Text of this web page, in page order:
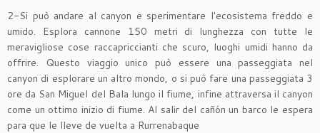
2-Si può andare al canyon e sperimentare l'ecosistema freddo e
umido. Esplora cannone 150 metri di lunghezza con tutte le
meravigliose cose raccapriccianti che scuro, luoghi umidi hanno da
offrire. Questo viaggio unico può essere una passeggiata nel
canyon di esplorare un altro mondo, o si può fare una passeggiata 3
ore da San Miguel del Bala lungo il fiume, infine attraversa il canyon
come un ottimo inizio di fiume. Al salir del cañón un barco le espera
para que le lleve de vuelta a Rurrenabaque